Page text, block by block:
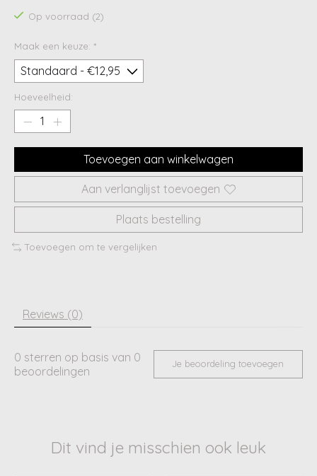
Op voorraad (2)
Maak een keuze: *
Hoeveelheid:
Toevoegen aan winkelwagen
Aan verlanglijst toevoegen
Plaats bestelling
Toevoegen om te vergelijken
Reviews (0)
0 sterren op basis van 0
beoordelingen
Je beoordeling toevoegen
Dit vind je misschien ook leuk